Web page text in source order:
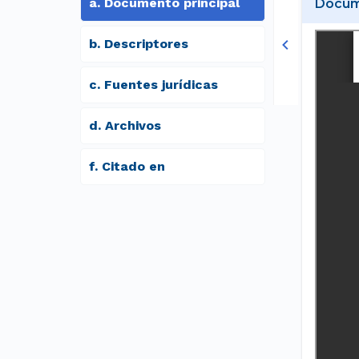
b. Descriptores
c. Fuentes jurídicas
d. archivos
f. Citado en